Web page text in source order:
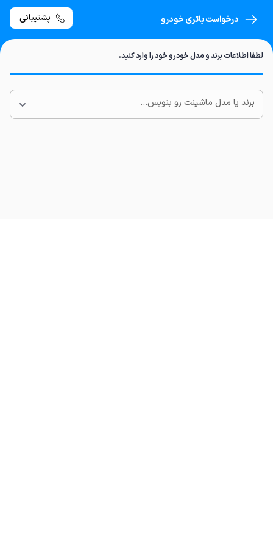
درخواست باتری خودرو پشتیبانی
لطفا اطلاعات برند و مدل خودرو خود را وارد کنید.
برند یا مدل ماشینت رو بنویس...